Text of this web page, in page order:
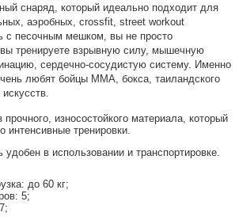
снаряд, который идеально подходит для
аэробных, crossfit, street workout
с песочным мешком, вы не просто
тренируете взрывную силу, мышечную
сердечно-сосудистую систему. Именно
любят бойцы MMA, бокса, таиландского
прочного, износостойкого материала, который
тренировки.
в использовании и транспортировке.
до 60 кг;
5;